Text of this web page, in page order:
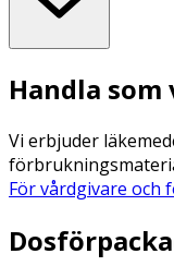
Handla
Vi erbjuder
För vårdgivare och